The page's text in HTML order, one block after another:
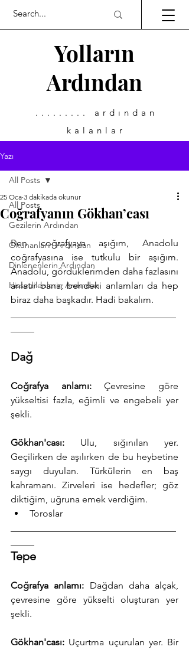
Yolların
Ardından
......... ardından
kalanlar
Yazı
All Posts
Gezilerin Ardından
Okunanların Ardından
Dinlenenlerin Ardından
Hissedilenlerin Ardından
All Posts
Coğrafyanın Gökhan’cası
25 Oca 3 dakikada okunur
Ben coğrafyaya aşığım, Anadolu
coğrafyasına ise tutkulu bir aşığım.
Anadolu, gördüklerimden daha fazlasını
anlatır bana; bendeki anlamları da hep
biraz daha başkadır. Hadi bakalım.
Dağ
Coğrafya anlamı: Çevresine göre
yükseltisi fazla, eğimli ve engebeli yer
şekli.
Gökhan'cası: Ulu, sığınılan yer.
Geçilirken de aşılırken de bu heybetine
saygı duyulan. Türkülerin en baş
kahramanı. Zirveleri ise hedefler; göz
diktiğim, uğruna emek verdiğim.
Toroslar
Tepe
Coğrafya anlamı: Dağdan daha alçak,
çevresine göre yükselti oluşturan yer
şekli.
Gökhan'cası: Uçurtma uçurulan yer. Bir